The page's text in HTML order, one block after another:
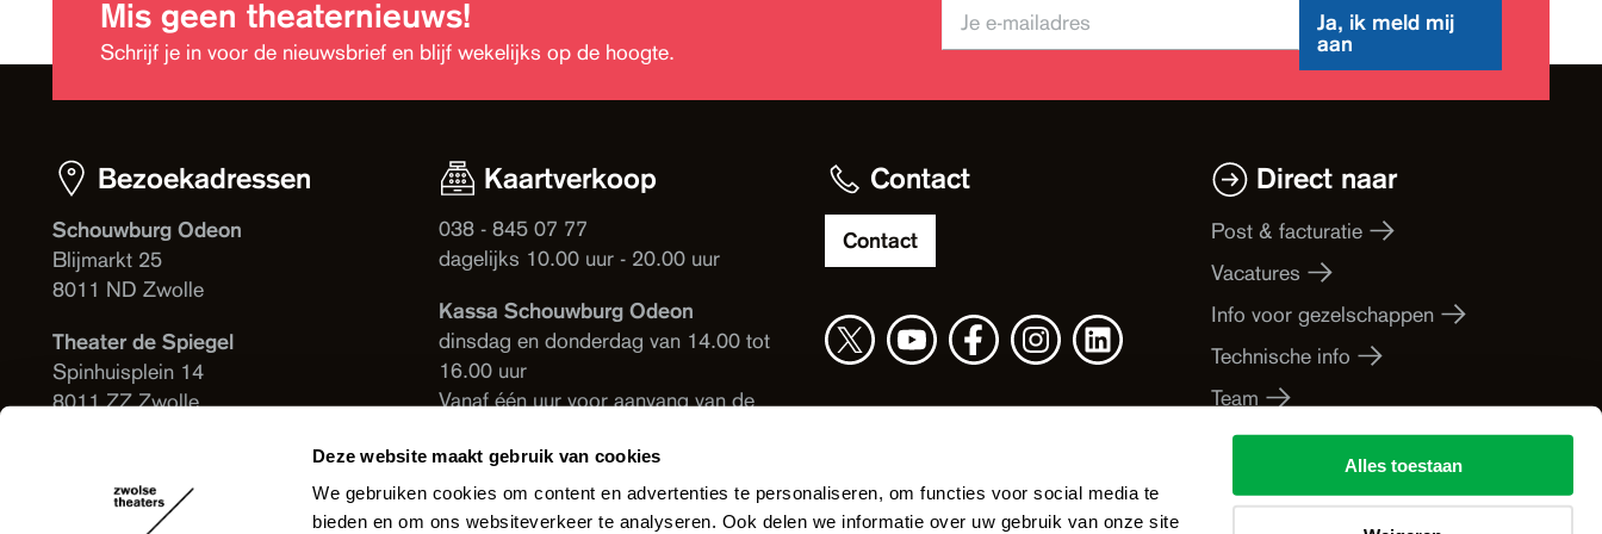
Deze website maakt gebruik van cookies
We gebruiken cookies om content en advertenties te personaliseren, om functies voor social media te
bieden en om ons websiteverkeer te analyseren. Ook delen we informatie over uw gebruik van onze site
Alles toestaan
Mis geen theaternieuws!
Schrijf je in voor de nieuwsbrief en blijf wekelijks op de hoogte.
Ja, ik meld mij
aan
Bezoekadressen
Schouwburg Odeon
Blijmarkt 25
8011 ND Zwolle
Theater de Spiegel
Spinhuisplein 14
8011 ZZ Zwolle
Kaartverkoop
038 - 845 07 77
dagelijks 10.00 uur - 20.00 uur
Kassa Schouwburg Odeon
dinsdag en donderdag van 14.00 tot
16.00 uur
Vanaf één uur voor aanvang van de
Theater de Spiegel
Vanaf één uur voor aanvang van de
Contact
Contact
Direct naar
Post & facturatie
Vacatures
Info voor gezelschappen
Technische info
Team
Businesspartners